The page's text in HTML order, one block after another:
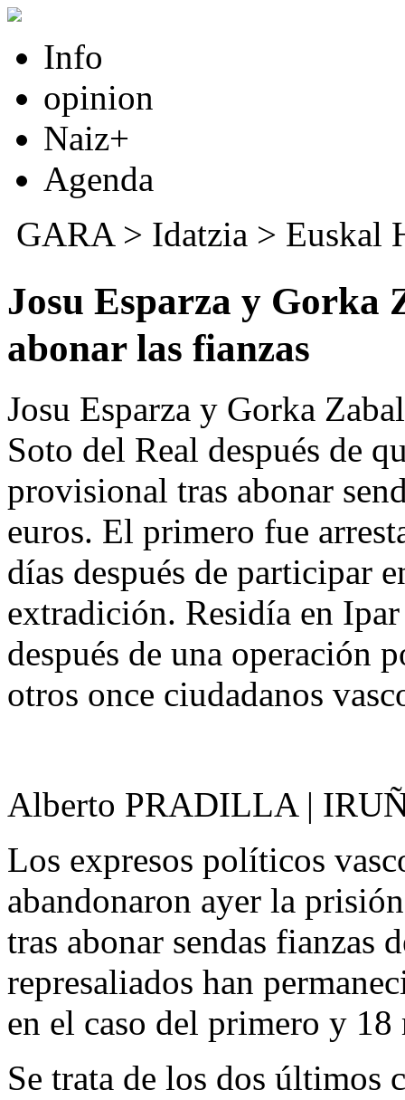
Info
opinion
Naiz+
Agenda
GARA> Idatzia > Euskal
Josu Esparza y
abonar las fianzas
Josu Esparza y Gorka
Soto del Real después de
provisional tras abonar
euros. El primero fue
días después de participar
extradición. Residía en
después de una operación
otros once ciudadanos
Alberto PRADILLA |
Los expresos políticos
abandonaron ayer la
tras abonar sendas fianzas
represaliados han
en el caso del primero y 18
Se trata de los dos últimos